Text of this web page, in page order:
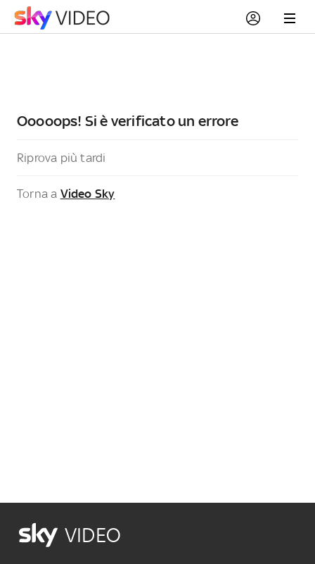
Ooooops! Si è verificato un errore
Riprova più tardi
Torna a Video Sky
VIDEO